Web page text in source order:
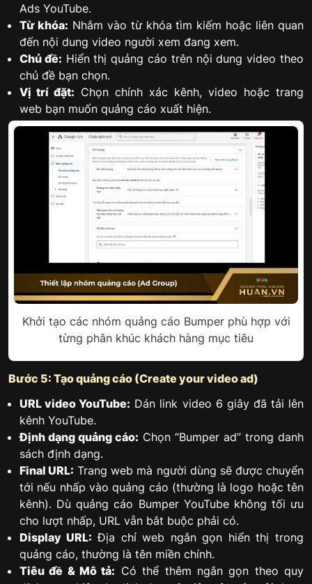
Ads YouTube.
Từ khóa: Nhắm vào từ khóa tìm kiếm hoặc liên quan
đến nội dung video người xem đang xem.
Chủ đề: Hiển thị quảng cáo trên nội dung video theo
chủ đề bạn chọn.
Vị trí đặt: Chọn chính xác kênh, video hoặc trang
web bạn muốn quảng cáo xuất hiện.
Khởi tạo các nhóm quảng cáo Bumper phù hợp với
từng phân khúc khách hàng mục tiêu
Bước 5: Tạo quảng cáo (Create your video ad)
URL video YouTube: Dán link video 6 giây đã tải lên
kênh YouTube.
Định dạng quảng cáo: Chọn “Bumper ad” trong danh
sách định dạng.
Final URL: Trang web mà người dùng sẽ được chuyển
tới nếu nhấp vào quảng cáo (thường là logo hoặc tên
kênh). Dù quảng cáo Bumper YouTube không tối ưu
cho lượt nhấp, URL vẫn bắt buộc phải có.
Display URL: Địa chỉ web ngắn gọn hiển thị trong
quảng cáo, thường là tên miền chính.
Tiêu đề & Mô tả: Có thể thêm ngắn gọn theo quy